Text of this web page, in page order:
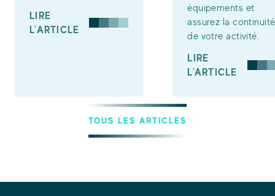
LIRE
L'ARTICLE
équipements et
assurez la continuité
de votre activité.
LIRE
L'ARTICLE
TOUS LES ARTICLES